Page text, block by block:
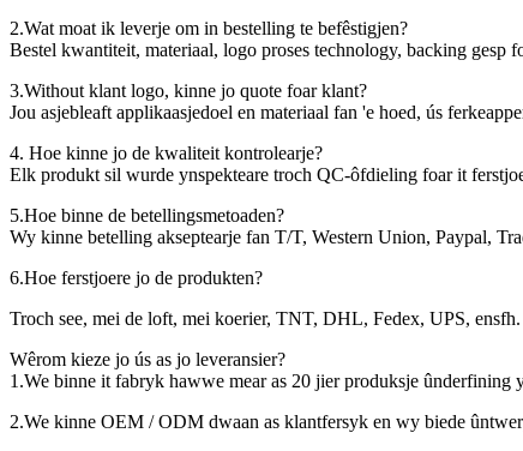
2.Wat moat ik leverje om in bestelling te befêstigjen?
Bestel kwantiteit, materiaal, logo proses technology, backing gesp
3.Without klant logo, kinne jo quote foar klant?
Jou asjebleaft applikaasjedoel en materiaal fan 'e hoed, ús
4. Hoe kinne jo de kwaliteit kontrolearje?
Elk produkt sil wurde ynspekteare troch QC-ôfdieling foar it
5.Hoe binne de betellingsmetoaden?
Wy kinne betelling akseptearje fan T/T, Western Union, Paypal,
6.Hoe ferstjoere jo de produkten?
Troch see, mei de loft, mei koerier, TNT, DHL, Fedex, UPS,
Wêrom kieze jo ús as jo leveransier?
1.We binne it fabryk hawwe mear as 20 jier produksje ûnderfining
2.We kinne OEM / ODM dwaan as klantfersyk en wy biede